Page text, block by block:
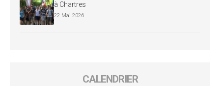
à Chartres
22 Mai 2026
CALENDRIER